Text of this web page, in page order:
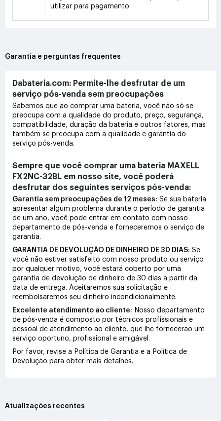
utilizar para pagamento.
Garantia e perguntas frequentes
Dabateria.com: Permite-lhe desfrutar de um
serviço pós-venda sem preocupações
Sabemos que ao comprar uma bateria, você não só se
preocupa com a qualidade do produto, preço, segurança,
compatibilidade, duração da bateria e outros fatores, mas
também se preocupa com a qualidade e garantia do
serviço pós-venda.
Sempre que você comprar uma bateria MAXELL
FX2NC-32BL em nosso site, você poderá
desfrutar dos seguintes serviços pós-venda:
Garantia sem preocupações de 12 meses: Se sua bateria
apresentar algum problema durante o período de garantia
de um ano, você pode entrar em contato com nosso
departamento de pós-venda e forneceremos o serviço de
garantia.
GARANTIA DE DEVOLUÇÃO DE DINHEIRO DE 30 DIAS: Se
você não estiver satisfeito com nosso produto ou serviço
por qualquer motivo, você estará coberto por uma
garantia de devolução de dinheiro de 30 dias a partir da
data de entrega. Aceitaremos sua solicitação e
reembolsaremos seu dinheiro incondicionalmente.
Excelente atendimento ao cliente: Nosso departamento
de pós-venda é composto por técnicos profissionais e
pessoal de atendimento ao cliente, que lhe fornecerão um
serviço oportuno, profissional e amigável.
Por favor, revise a Política de Garantia e a Política de
Devolução para obter mais detalhes.
Atualizações recentes